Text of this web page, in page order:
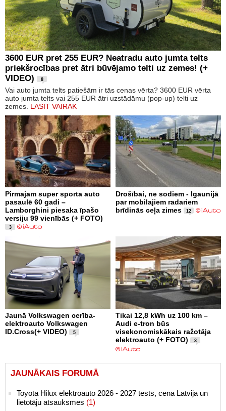
3600 EUR pret 255 EUR? Neatradu auto jumta telts
priekšrocības pret ātri būvējamo telti uz zemes! (+
VIDEO)
8
Vai auto jumta telts patiešām ir tās cenas vērta? 3600 EUR vērta
auto jumta telts vai 255 EUR ātri uzstādāmu (pop-up) telti uz
zemes. LASĪT VAIRĀK
Pirmajam super sporta auto
pasaulē 60 gadi –
Lamborghini piesaka īpašo
versiju 99 vienībās (+ FOTO)
3
Drošībai, ne sodiem - Igaunijā
par mobilajiem radariem
brīdinās ceļa zimes
12
Jaunā Volkswagen cerība-
elektroauto Volkswagen
ID.Cross(+ VIDEO)
5
Tikai 12,8 kWh uz 100 km –
Audi e-tron būs
visekonomiskākais ražotāja
elektroauto (+ FOTO)
3
JAUNĀKAIS FORUMĀ
Toyota Hilux elektroauto 2026 - 2027 tests, cena Latvijā un
lietotāju atsauksmes (1)